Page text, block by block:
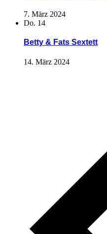
7. März 2024
Do. 14
Betty & Fats Sextett
14. März 2024